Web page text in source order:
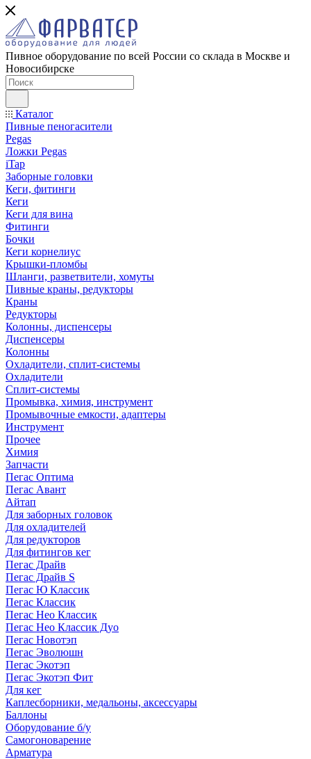
Пивное оборудование по всей России со склада в Москве и
Новосибирске
Каталог
Пивные пеногасители
Pegas
Ложки Pegas
iTap
Заборные головки
Кеги, фитинги
Кеги
Кеги для вина
Фитинги
Бочки
Кеги корнелиус
Крышки-пломбы
Шланги, разветвители, хомуты
Пивные краны, редукторы
Краны
Редукторы
Колонны, диспенсеры
Диспенсеры
Колонны
Охладители, сплит-системы
Охладители
Сплит-системы
Промывка, химия, инструмент
Промывочные емкости, адаптеры
Инструмент
Прочее
Химия
Запчасти
Пегас Оптима
Пегас Авант
Айтап
Для заборных головок
Для охладителей
Для редукторов
Для фитингов кег
Пегас Драйв
Пегас Драйв S
Пегас Ю Классик
Пегас Классик
Пегас Нео Классик
Пегас Нео Классик Дуо
Пегас Новотэп
Пегас Эволюшн
Пегас Экотэп
Пегас Экотэп Фит
Для кег
Каплесборники, медальоны, аксессуары
Баллоны
Оборудование б/у
Самогоноварение
Арматура